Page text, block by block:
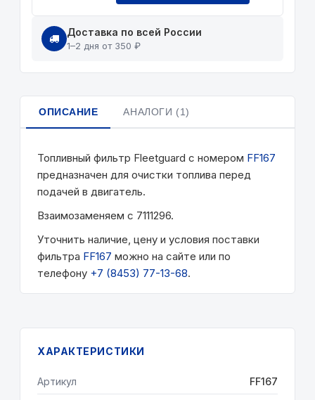
Доставка по всей России
1–2 дня от 350 ₽
ОПИСАНИЕ АНАЛОГИ (1)
Топливный фильтр Fleetguard с номером FF167
предназначен для очистки топлива перед
подачей в двигатель.
Взаимозаменяем с 7111296.
Уточнить наличие, цену и условия поставки
фильтра FF167 можно на сайте или по
телефону +7 (8453) 77-13-68.
ХАРАКТЕРИСТИКИ
Артикул FF167